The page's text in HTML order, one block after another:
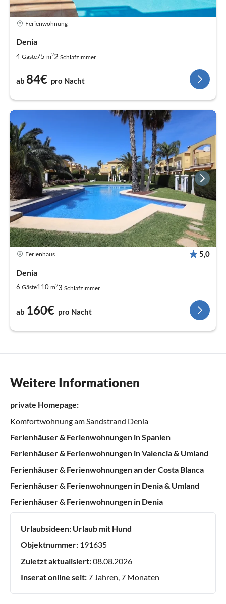
Ferienwohnung
Denia
4 Gäste75 m22 Schlafzimmer
ab 84€ pro Nacht
Ferienhaus 5,0
Denia
6 Gäste110 m23 Schlafzimmer
ab 160€ pro Nacht
Weitere Informationen
private Homepage:
Komfortwohnung am Sandstrand Denia
Ferienhäuser & Ferienwohnungen in Spanien
Ferienhäuser & Ferienwohnungen in Valencia & Umland
Ferienhäuser & Ferienwohnungen an der Costa Blanca
Ferienhäuser & Ferienwohnungen in Denia & Umland
Ferienhäuser & Ferienwohnungen in Denia
Urlaubsideen: Urlaub mit Hund
Objektnummer: 191635
Zuletzt aktualisiert:08.08.2026
Inserat online seit:7 Jahren, 7 Monaten